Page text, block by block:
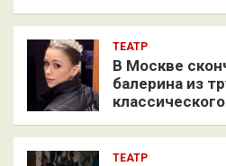
ТЕАТР
В Москве
балерина из
ТЕАТР